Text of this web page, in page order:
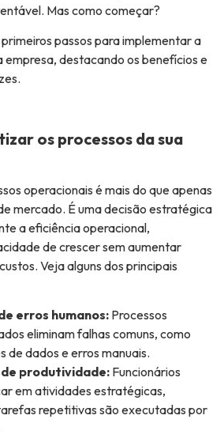
Mas como começar?
passos para implementar a
destacando os benefícios e
os processos da sua
operacionais é mais do que apenas
mercado. É uma decisão estratégica
a eficiência operacional,
de crescer sem aumentar
Veja alguns dos principais
erros humanos: Processos
eliminam falhas comuns, como
de dados e erros manuais.
produtividade: Funcionários
em atividades estratégicas,
repetitivas são executadas por